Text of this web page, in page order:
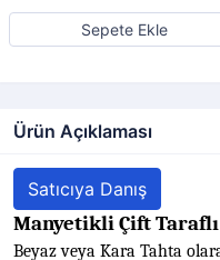
Sepete Ekle
Ürün Açıklaması
Satıcıya Danış
Manyetikli Çift Taraflı
Beyaz veya Kara Tahta